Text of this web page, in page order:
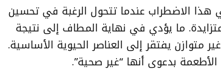
الاضطراب عندما تتحول الرغبة في تحسين
ما يؤدي في نهاية المطاف إلى نتيجة
متوازن يفتقر إلى العناصر الحيوية الأساسية.
بدعوى أنها “غير صحية”.